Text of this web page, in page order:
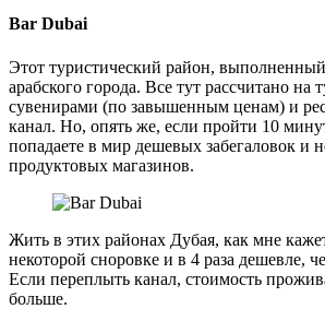
Bar Dubai
Этот туристический район, выполненный
арабского города. Все тут рассчитано на
сувенирами (по завышенным ценам) и
канал. Но, опять же, если пройти 10
попадаете в мир дешевых забегаловок и
продуктовых магазинов.
Жить в этих районах Дубая, как мне
некоторой сноровке и в 4 раза дешевле,
Если переплыть канал, стоимость
больше.